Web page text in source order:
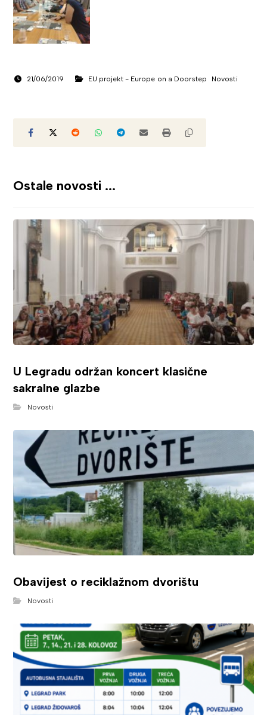
21/06/2019 EU projekt - Europe on a Doorstep Novosti
Ostale novosti ...
U Legradu održan koncert klasične
sakralne glazbe
Novosti
Obavijest o reciklažnom dvorištu
Novosti